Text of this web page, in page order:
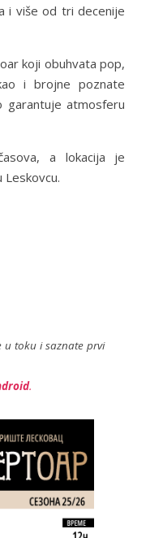
i više od tri decenije
koji obuhvata pop,
i brojne poznate
garantuje atmosferu
a lokacija je
u toku i saznate prvi
.